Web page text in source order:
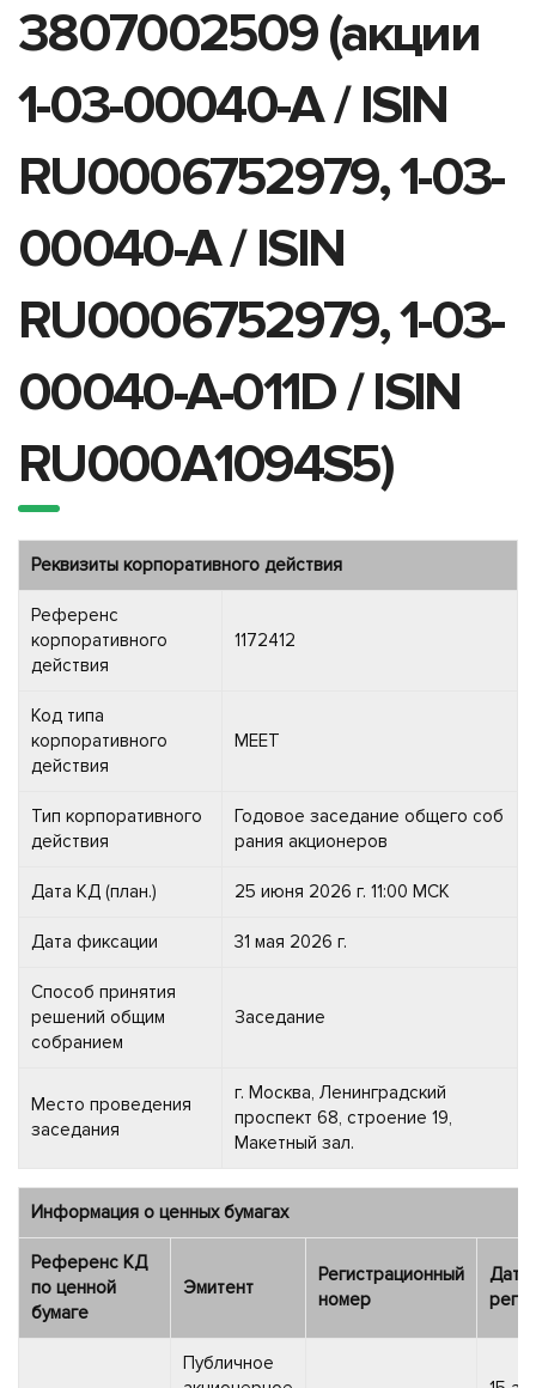
3807002509 (акции
1-03-00040-A / ISIN
RU0006752979, 1-03-
00040-A / ISIN
RU0006752979, 1-03-
00040-A-011D / ISIN
RU000A1094S5)
Реквизиты корпоративного действия
Референс
корпоративного
действия
1172412
Код типа
корпоративного
действия
MEET
Тип корпоративного
действия
Годовое заседание общего соб
рания акционеров
Дата КД (план.) 25 июня 2026 г. 11:00 МСК
Дата фиксации 31 мая 2026 г.
Способ принятия
решений общим
собранием
Заседание
Место проведения
заседания
г. Москва, Ленинградский
проспект 68, строение 19,
Макетный зал.
Информация о ценных бумагах
Референс КД
по ценной
бумаге
Эмитент
Регистрационный
номер
Дата
Публичное